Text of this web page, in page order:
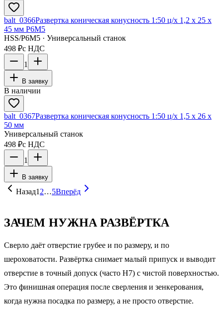
balt_0366Развертка коническая конусность 1:50 ц/х 1,2 х 25 х
45 мм Р6М5
HSS/Р6М5 · Универсальный станок
498 ₽с НДС
1
В заявку
В наличии
balt_0367Развертка коническая конусность 1:50 ц/х 1,5 х 26 х
50 мм
Универсальный станок
498 ₽с НДС
1
В заявку
Назад1 2…5Вперёд
ЗАЧЕМ НУЖНА РАЗВЁРТКА
Сверло даёт отверстие грубее и по размеру, и по
шероховатости. Развёртка снимает малый припуск и выводит
отверстие в точный допуск (часто H7) с чистой поверхностью.
Это финишная операция после сверления и зенкерования,
когда нужна посадка по размеру, а не просто отверстие.